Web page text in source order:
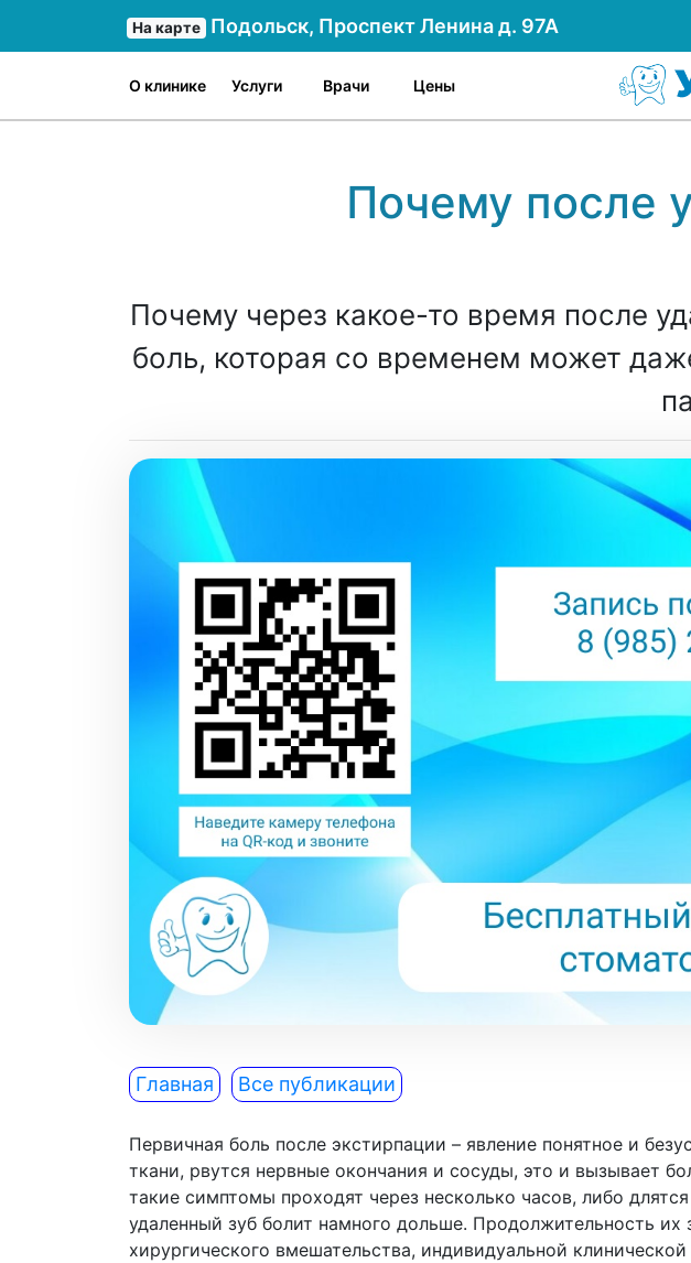
На карте Подольск, Проспект Ленина д. 97А
О клинике Услуги Врачи Цены
Почему после
Почему через какое-то время после
боль, которая со временем может
Главная Все публикации
Первичная боль после экстирпации – явление понятное и
ткани, рвутся нервные окончания и сосуды, это и вызывает
такие симптомы проходят через несколько часов, либо
удаленный зуб болит намного дольше. Продолжительность их
хирургического вмешательства, индивидуальной